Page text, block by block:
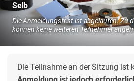
Selb
Die Anmeldungsfrist ist abgelaufen. Zu
können keine weiteren Teilnehmer
Die Teilnahme an der Sitzung ist